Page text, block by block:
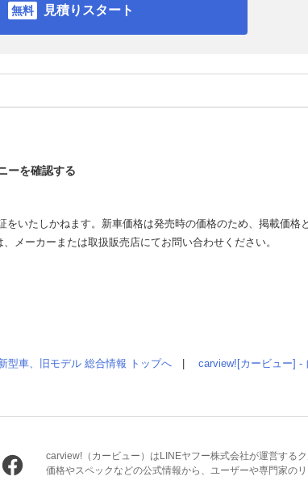
見積りスタート
ーを確認する
いたしかねます。新車価格は発売時の価格のため、掲載価格
メーカーまたは取扱販売店にてお問い合わせください。
型車、旧モデル 総合情報 トップへ carview![カービュー]
carview!（カービュー）はLINEヤフー株式会社が運営する
価格やスペックなどの公式情報から、ユーザーや専門家の